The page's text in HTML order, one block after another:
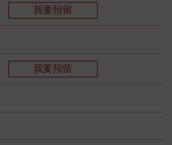
我要預留
我要預留